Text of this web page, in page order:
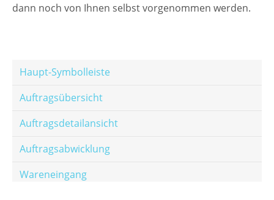
dann noch von Ihnen selbst vorgenommen werden.
Haupt-Symbolleiste
Auftragsübersicht
Auftragsdetailansicht
Auftragsabwicklung
Wareneingang